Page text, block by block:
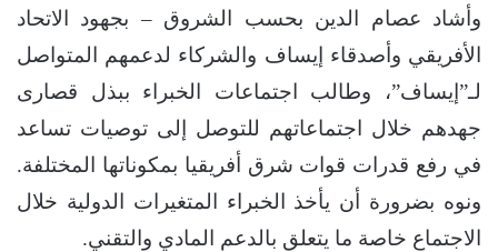
وأشاد عصام الدين بحسب الشروق – بجهود الاتحاد
الأفريقي وأصدقاء إيساف والشركاء لدعمهم المتواصل
لـ”إيساف”، وطالب اجتماعات الخبراء ببذل قصارى
جهدهم خلال اجتماعاتهم للتوصل إلى توصيات تساعد
في رفع قدرات قوات شرق أفريقيا بمكوناتها المختلفة.
ونوه بضرورة أن يأخذ الخبراء المتغيرات الدولية خلال
الاجتماع خاصة ما يتعلق بالدعم المادي والتقني.